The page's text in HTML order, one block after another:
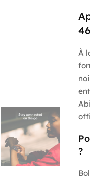
À
?